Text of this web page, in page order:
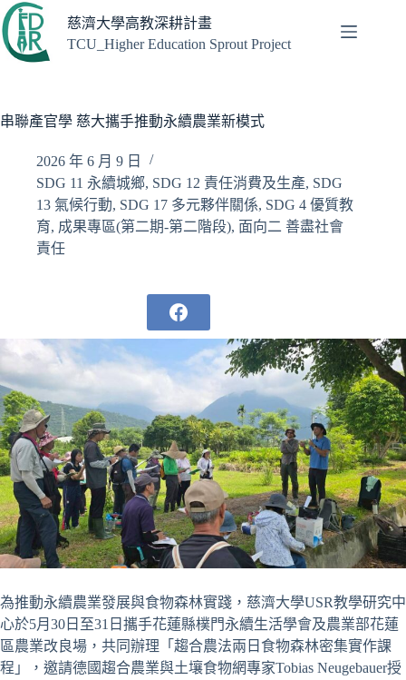
跳
至
主
容
慈濟大學高教深耕計畫
TCU_Higher Education Sprout Project
串聯產官學 慈大攜手推動永續農業新模式
2026 年 6 月 9 日
SDG 11 永續城鄉, SDG 12 責任消費及生產, SDG
13 氣候行動, SDG 17 多元夥伴關係, SDG 4 優質教
育, 成果專區(第二期-第二階段), 面向二 善盡社會
責任
為推動永續農業發展與食物森林實踐，慈濟大學USR教學研究中
心於5月30日至31日攜手花蓮縣樸門永續生活學會及農業部花蓮
區農業改良場，共同辦理「趨合農法兩日食物森林密集實作課
程」，邀請德國趨合農業與土壤食物網專家Tobias Neugebauer授